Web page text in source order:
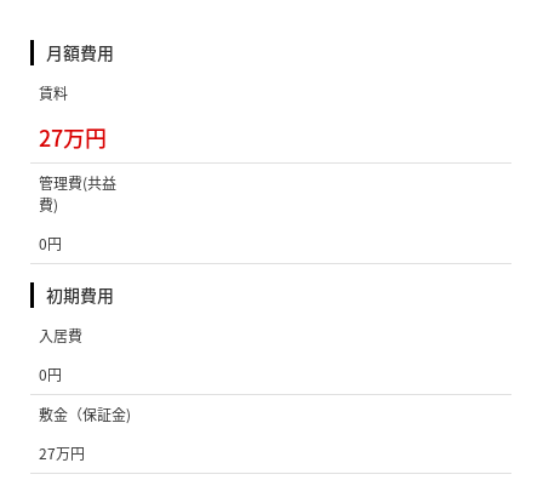
月額費用
賃料
27万円
管理費(共益
費)
0円
初期費用
入居費
0円
敷金（保証金)
27万円